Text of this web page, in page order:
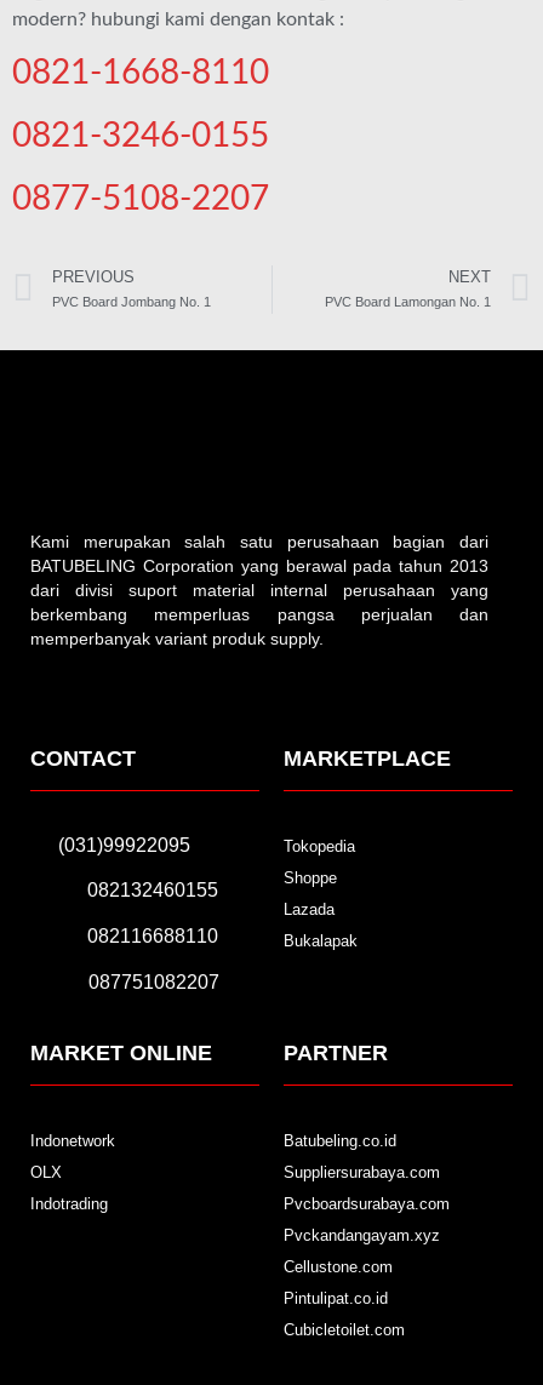
modern? hubungi kami dengan kontak :
0821-1668-8110
0821-3246-0155
0877-5108-2207
PREVIOUS
PVC Board Jombang No. 1
NEXT
PVC Board Lamongan No. 1
Kami merupakan salah satu perusahaan bagian dari
BATUBELING Corporation yang berawal pada tahun 2013
dari divisi suport material internal perusahaan yang
berkembang memperluas pangsa perjualan dan
memperbanyak variant produk supply.
CONTACT
(031)99922095
082132460155
082116688110
087751082207
MARKETPLACE
Tokopedia
Shoppe
Lazada
Bukalapak
MARKET ONLINE
Indonetwork
OLX
Indotrading
PARTNER
Batubeling.co.id
Suppliersurabaya.com
Pvcboardsurabaya.com
Pvckandangayam.xyz
Cellustone.com
Pintulipat.co.id
Cubicletoilet.com